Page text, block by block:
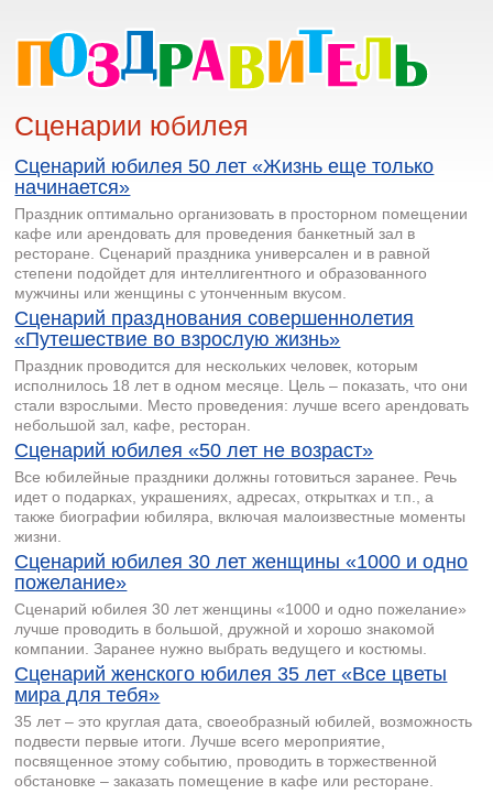
Сценарии юбилея
Сценарий юбилея 50 лет «Жизнь еще только
начинается»
Праздник оптимально организовать в просторном помещении
кафе или арендовать для проведения банкетный зал в
ресторане. Сценарий праздника универсален и в равной
степени подойдет для интеллигентного и образованного
мужчины или женщины с утонченным вкусом.
Сценарий празднования совершеннолетия
«Путешествие во взрослую жизнь»
Праздник проводится для нескольких человек, которым
исполнилось 18 лет в одном месяце. Цель – показать, что они
стали взрослыми. Место проведения: лучше всего арендовать
небольшой зал, кафе, ресторан.
Сценарий юбилея «50 лет не возраст»
Все юбилейные праздники должны готовиться заранее. Речь
идет о подарках, украшениях, адресах, открытках и т.п., а
также биографии юбиляра, включая малоизвестные моменты
жизни.
Сценарий юбилея 30 лет женщины «1000 и одно
пожелание»
Сценарий юбилея 30 лет женщины «1000 и одно пожелание»
лучше проводить в большой, дружной и хорошо знакомой
компании. Заранее нужно выбрать ведущего и костюмы.
Сценарий женского юбилея 35 лет «Все цветы
мира для тебя»
35 лет – это круглая дата, своеобразный юбилей, возможность
подвести первые итоги. Лучше всего мероприятие,
посвященное этому событию, проводить в торжественной
обстановке – заказать помещение в кафе или ресторане.